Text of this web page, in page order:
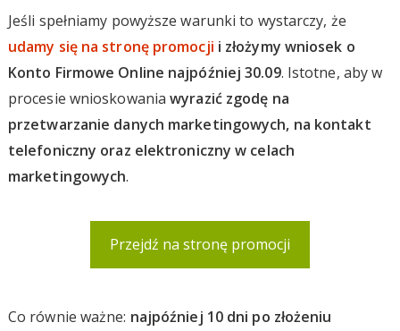
Jeśli spełniamy powyższe warunki to wystarczy, że
udamy się na stronę promocji i złożymy wniosek o
Konto Firmowe Online najpóźniej 30.09. Istotne, aby w
procesie wnioskowaniawyrazić zgodę na
przetwarzanie danych marketingowych, na kontakt
telefoniczny oraz elektroniczny w celach
marketingowych.
Przejdź na stronę promocji
Co równie ważne: najpóźniej 10 dni po złożeniu